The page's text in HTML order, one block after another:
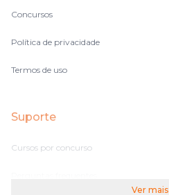
Concursos
Política de privacidade
Termos de uso
Suporte
Cursos por concurso
Ver mais